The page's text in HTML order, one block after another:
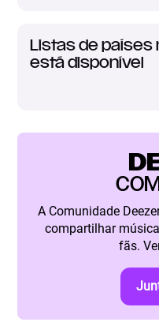
Listas de países
está disponível
A Comunidade
compartilhar
fãs.